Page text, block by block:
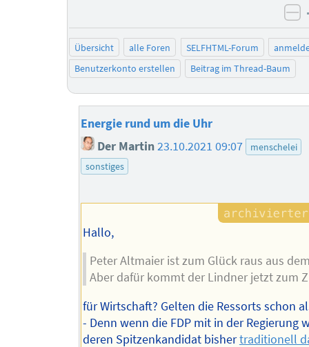
Übersicht alle Foren SELFHTML-Forum
Benutzerkonto erstellen
Beitrag im Thread-Baum
Energie rund um die Uhr
Der Martin23.10.2021 09:07
menschelei
sonstiges
Hallo,
Peter Altmaier ist zum Glück raus aus
Aber dafür kommt der Lindner jetzt zum
für Wirtschaft? Gelten die Ressorts schon
- Denn wenn die FDP mit in der Regierung
deren Spitzenkandidat bishertraditionell